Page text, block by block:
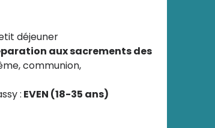
déjeuner
aux sacrements des
communion,
: EVEN (18-35 ans)